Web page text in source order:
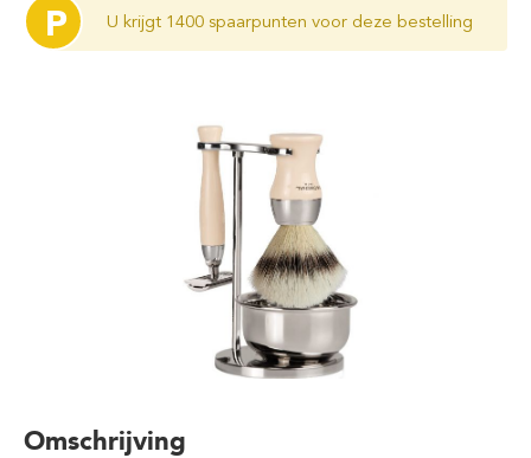
P U krijgt 1400 spaarpunten voor deze bestelling
Omschrijving